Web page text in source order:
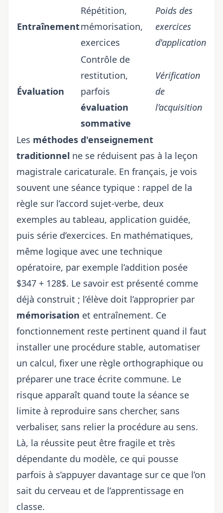
Entraînement
Répétition,
mémorisation,
exercices
Poids des
exercices
d'application
Évaluation
Contrôle de
restitution,
parfois
évaluation
sommative
Vérification
de
l’acquisition
Les méthodes d'enseignement
traditionnel ne se réduisent pas à la leçon
magistrale caricaturale. En français, je vois
souvent une séance typique : rappel de la
règle sur l’accord sujet-verbe, deux
exemples au tableau, application guidée,
puis série d’exercices. En mathématiques,
même logique avec une technique
opératoire, par exemple l’addition posée
$347 + 128$. Le savoir est présenté comme
déjà construit ; l’élève doit l’approprier par
mémorisation et entraînement. Ce
fonctionnement reste pertinent quand il faut
installer une procédure stable, automatiser
un calcul, fixer une règle orthographique ou
préparer une trace écrite commune. Le
risque apparaît quand toute la séance se
limite à reproduire sans chercher, sans
verbaliser, sans relier la procédure au sens.
Là, la réussite peut être fragile et très
dépendante du modèle, ce qui pousse
parfois à s’appuyer davantage sur ce que l’on
sait du cerveau et de l’apprentissage en
classe.